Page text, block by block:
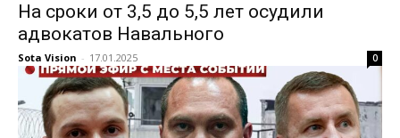
На сроки от 3,5 до 5,5 лет осудили
адвокатов Навального
Sota Vision - 17.01.2025 0